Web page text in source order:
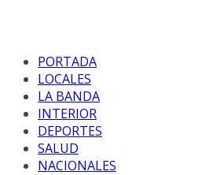
PORTADA
LOCALES
LA BANDA
INTERIOR
DEPORTES
SALUD
NACIONALES